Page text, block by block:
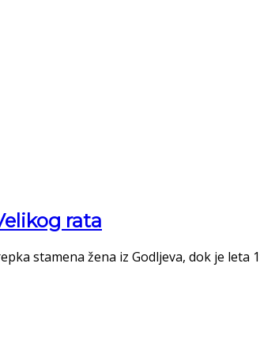
rata
stamena žena iz Godljeva, dok je leta